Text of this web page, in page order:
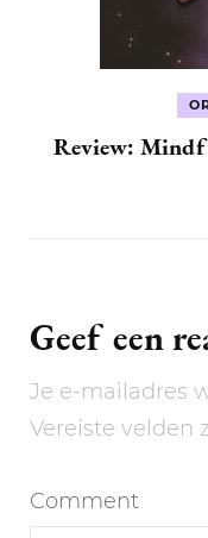
Review:
Geef een
Je e-mailadres
Vereiste velden
Comment